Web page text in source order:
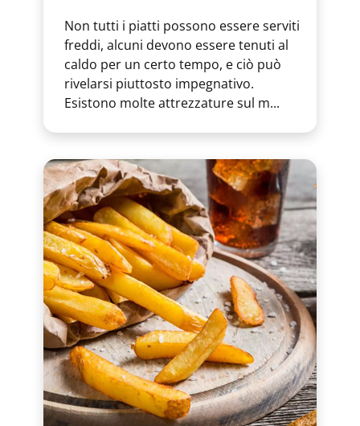
Non tutti i piatti possono essere serviti
freddi, alcuni devono essere tenuti al
caldo per un certo tempo, e ciò può
rivelarsi piuttosto impegnativo.
Esistono molte attrezzature sul m...